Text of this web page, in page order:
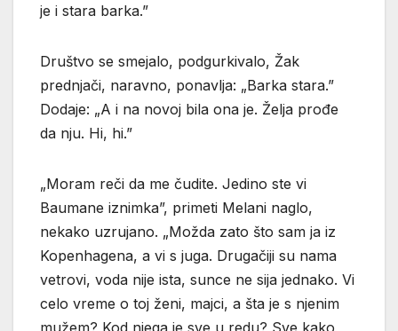
je i stara barka.”
Društvo se smejalo, podgurkivalo, Žak
prednjači, naravno, ponavlja: „Barka stara.”
Dodaje: „A i na novoj bila ona je. Želja prođe
da nju. Hi, hi.”
„Moram reči da me čudite. Jedino ste vi
Baumane iznimka”, primeti Melani naglo,
nekako uzrujano. „Možda zato što sam ja iz
Kopenhagena, a vi s juga. Drugačiji su nama
vetrovi, voda nije ista, sunce ne sija jednako. Vi
celo vreme o toj ženi, majci, a šta je s njenim
mužem? Kod njega je sve u redu? Sve kako